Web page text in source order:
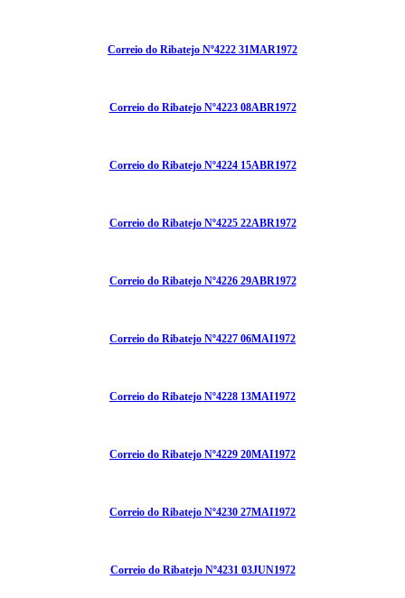
Correio do Ribatejo Nº4222 31MAR1972
Correio do Ribatejo Nº4223 08ABR1972
Correio do Ribatejo Nº4224 15ABR1972
Correio do Ribatejo Nº4225 22ABR1972
Correio do Ribatejo Nº4226 29ABR1972
Correio do Ribatejo Nº4227 06MAI1972
Correio do Ribatejo Nº4228 13MAI1972
Correio do Ribatejo Nº4229 20MAI1972
Correio do Ribatejo Nº4230 27MAI1972
Correio do Ribatejo Nº4231 03JUN1972